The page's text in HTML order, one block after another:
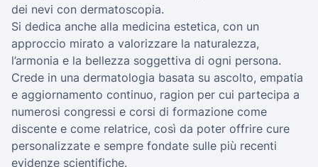
dei nevi con dermatoscopia.
Si dedica anche alla medicina estetica, con un
approccio mirato a valorizzare la naturalezza,
l’armonia e la bellezza soggettiva di ogni persona.
Crede in una dermatologia basata su ascolto, empatia
e aggiornamento continuo, ragion per cui partecipa a
numerosi congressi e corsi di formazione come
discente e come relatrice, così da poter offrire cure
personalizzate e sempre fondate sulle più recenti
evidenze scientifiche.